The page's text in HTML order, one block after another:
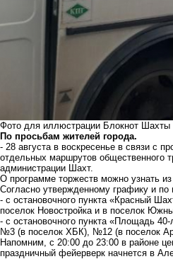
Фото для иллюстрации Блокнот Шахты
По просьбам жителей города.
- 28 августа в воскресенье в связи с
отдельных маршрутов общественного
администрации Шахт.
О программе торжеств можно узнать
Согласно утвержденному графику и по
- с остановочного пункта «Красный
поселок Новостройка и в поселок
- с остановочного пункта «Площадь
№3 (в поселок ХБК), №12 (в поселок
Напомним, с 20:00 до 23:00 в районе
праздничный фейерверк начнется в